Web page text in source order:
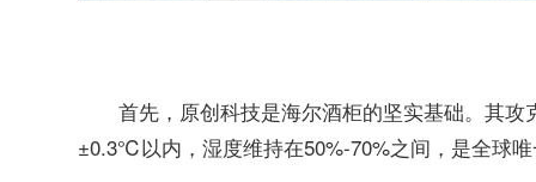
首先，原创科技是海尔酒柜的坚实基础。其
±0.3℃以内，湿度维持在50%-70%之间，是全球